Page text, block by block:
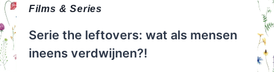
Films & Series
Serie the leftovers: wat als mensen
ineens verdwijnen?!